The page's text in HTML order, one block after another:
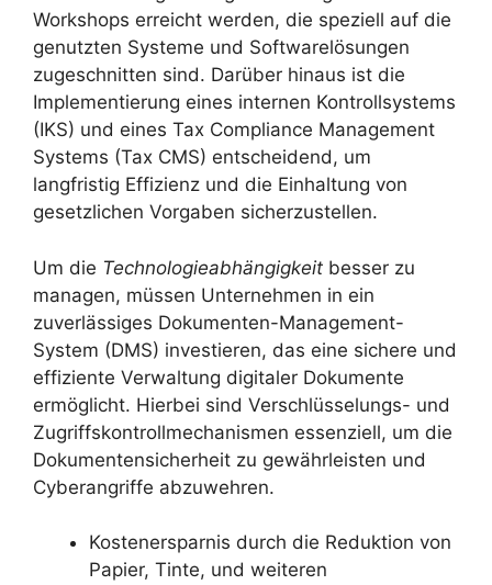
Workshops erreicht werden, die speziell auf die
genutzten Systeme und Softwarelösungen
zugeschnitten sind. Darüber hinaus ist die
Implementierung eines internen Kontrollsystems
(IKS) und eines Tax Compliance Management
Systems (Tax CMS) entscheidend, um
langfristig Effizienz und die Einhaltung von
gesetzlichen Vorgaben sicherzustellen.
Um die Technologieabhängigkeit besser zu
managen, müssen Unternehmen in ein
zuverlässiges Dokumenten-Management-
System (DMS) investieren, das eine sichere und
effiziente Verwaltung digitaler Dokumente
ermöglicht. Hierbei sind Verschlüsselungs- und
Zugriffskontrollmechanismen essenziell, um die
Dokumentensicherheit zu gewährleisten und
Cyberangriffe abzuwehren.
Kostenersparnis durch die Reduktion von
Papier, Tinte, und weiteren